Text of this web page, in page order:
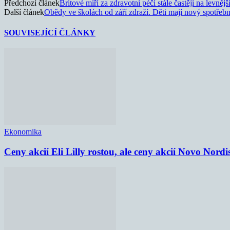
Předchozí článekBritové míří za zdravotní péčí stále častěji na
Další článekObědy ve školách od září zdraží. Děti mají nový
SOUVISEJÍCÍ ČLÁNKY
Ekonomika
Ceny akcií Eli Lilly rostou, ale ceny akcií Novo